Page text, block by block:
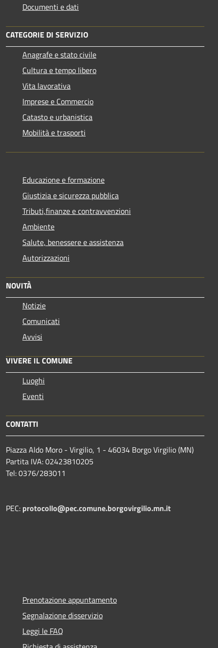
Documenti e dati
CATEGORIE DI SERVIZIO
Anagrafe e stato civile
Cultura e tempo libero
Vita lavorativa
Imprese e Commercio
Catasto e urbanistica
Mobilità e trasporti
Educazione e formazione
Giustizia e sicurezza pubblica
Tributi,finanze e contravvenzioni
Ambiente
Salute, benessere e assistenza
Autorizzazioni
NOVITÀ
Notizie
Comunicati
Avvisi
VIVERE IL COMUNE
Luoghi
Eventi
CONTATTI
Piazza Aldo Moro - Virgilio, 1 - 46034 Borgo Virgilio (MN)
Partita IVA: 02423810205
Tel: 0376/283011
PEC: protocollo@pec.comune.borgovirgilio.mn.it
Prenotazione appuntamento
Segnalazione disservizio
Leggi le FAQ